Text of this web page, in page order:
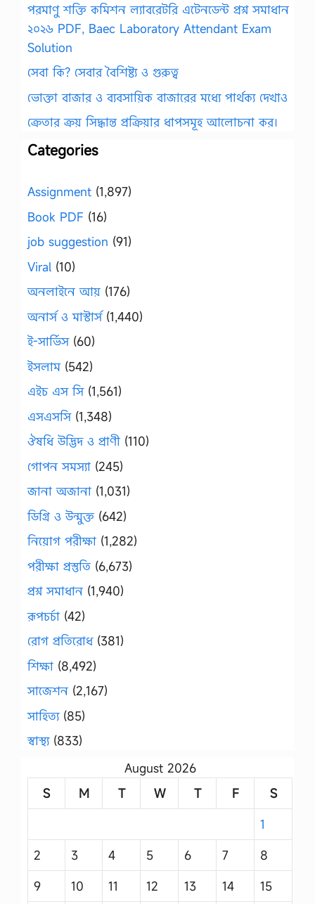
পরমাণু শক্তি কমিশন ল্যাবরেটরি এটেনডেন্ট প্রশ্ন সমাধান
২০২৬ PDF, Baec Laboratory Attendant Exam
Solution
সেবা কি? সেবার বৈশিষ্ট্য ও গুরুত্ব
ভোক্তা বাজার ও ব্যবসায়িক বাজারের মধ্যে পার্থক্য দেখাও
ক্রেতার ক্রয় সিদ্ধান্ত প্রক্রিয়ার ধাপসমূহ আলোচনা কর।
Categories
Assignment (1,897)
Book PDF (16)
job suggestion (91)
Viral (10)
অনলাইনে আয় (176)
অনার্স ও মাস্টার্স(1,440)
ই-সার্ভিস(60)
ইসলাম(542)
এইচ এস সি(1,561)
এসএসসি(1,348)
ঔষধি উদ্ভিদ ও প্রাণী (110)
গোপন সমস্যা (245)
জানা অজানা (1,031)
ডিগ্রি ও উন্মুক্ত (642)
নিয়োগ পরীক্ষা (1,282)
পরীক্ষা প্রস্তুতি (6,673)
প্রশ্ন সমাধান (1,940)
রূপচর্চা (42)
রোগ প্রতিরোধ(381)
শিক্ষা (8,492)
সাজেশন (2,167)
সাহিত্য(85)
স্বাস্থ্য(833)
August 2026
S
M T W T F
S
1
2
3 4 5 6 7
8
9
10 11 12 13 14 15